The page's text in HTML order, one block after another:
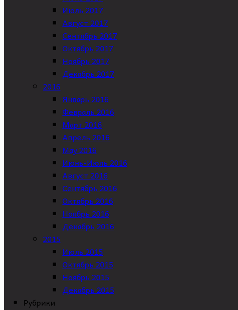
Июль 2017
Август 2017
Сентябрь 2017
Октябрь 2017
Ноябрь 2017
Декабрь 2017
2016
Январь 2016
Февраль 2016
Март 2016
Апрель 2016
May 2016
Июнь-Июль 2016
Август 2016
Сентябрь 2016
Октябрь 2016
Ноябрь 2016
Декабрь 2016
2015
Июль 2015
Октябрь 2015
Ноябрь 2015
Декабрь 2015
Рубрики